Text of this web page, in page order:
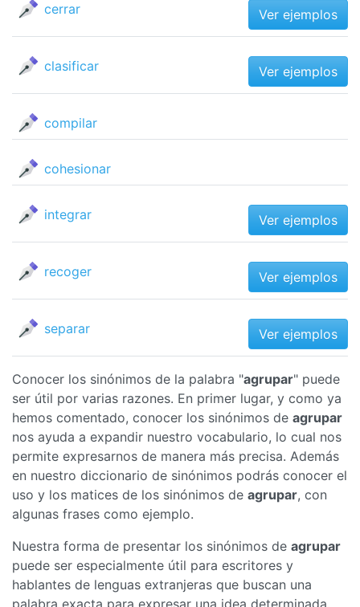
cerrar Ver ejemplos
clasificar Ver ejemplos
compilar
cohesionar
integrar Ver ejemplos
recoger Ver ejemplos
separar Ver ejemplos
Conocer los sinónimos de la palabra "agrupar" puede
ser útil por varias razones. En primer lugar, y como ya
hemos comentado, conocer los sinónimos de agrupar
nos ayuda a expandir nuestro vocabulario, lo cual nos
permite expresarnos de manera más precisa. Además
en nuestro diccionario de sinónimos podrás conocer el
uso y los matices de los sinónimos de agrupar, con
algunas frases como ejemplo.
Nuestra forma de presentar los sinónimos de agrupar
puede ser especialmente útil para escritores y
hablantes de lenguas extranjeras que buscan una
palabra exacta para expresar una idea determinada.